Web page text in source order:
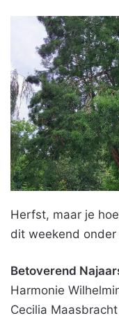
Herfst, maar je
dit weekend
Betoverend
Harmonie
Cecilia